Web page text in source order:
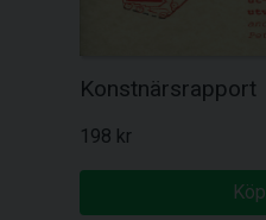
Konstnärsrapport
198 kr
Köp